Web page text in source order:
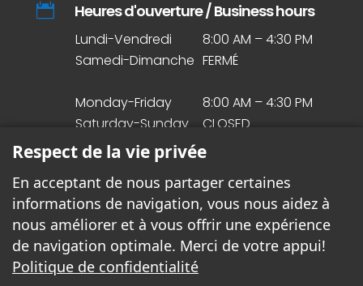
 Heures d'ouverture / Business hours
Lundi-Vendredi
8:00 AM – 4:30 PM
Samedi-Dimanche FERMÉ
Monday-Friday
8:00 AM – 4:30 PM
Saturday-Sunday
CLOSED
© Droit d’auteur 2020. Tous droits réservés.
Respect de la vie privée
En acceptant de nous partager certaines
informations de navigation, vous nous aidez à
nous améliorer et à vous offrir une expérience
de navigation optimale. Merci de votre appui!
Politique de confidentialité